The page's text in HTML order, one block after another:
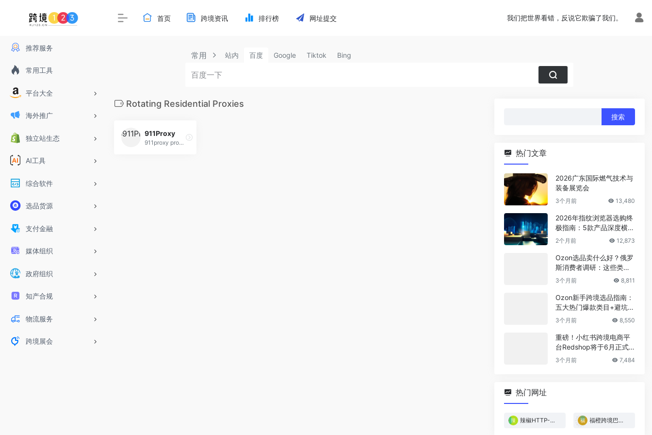
推荐服务
常用工具
平台大全
海外推广
独立站生态
AI工具
综合软件
选品货源
支付金融
媒体组织
政府组织
知产合规
物流服务
跨境展会
首页 跨境资讯 排行榜 网址提交 我们把世界看错，反说它欺骗了我们。
常用 站内 百度 Google Tiktok Bing
Rotating Residential Proxies
911Proxy
911proxy provides a Best Residential Proxies with more than 72M IP pools with high anonymity and breaks through IP limits.
热门文章
2026广东国际燃气技术与
装备展览会
3个月前 13,480
2026年指纹浏览器选购终
极指南：5款产品深度横
评，帮你省下冤枉钱
2个月前 12,873
Ozon选品卖什么好？俄罗
斯消费者调研：这些类目
最稳！
3个月前 8,811
Ozon新手跨境选品指南：
五大热门爆款类目+避坑清
单
3个月前 8,550
重磅！小红书跨境电商平
台Redshop将于6月正式
上线！
3个月前 7,484
热门网址
辣椒HTTP-免费试用 福橙跨境巴西专线